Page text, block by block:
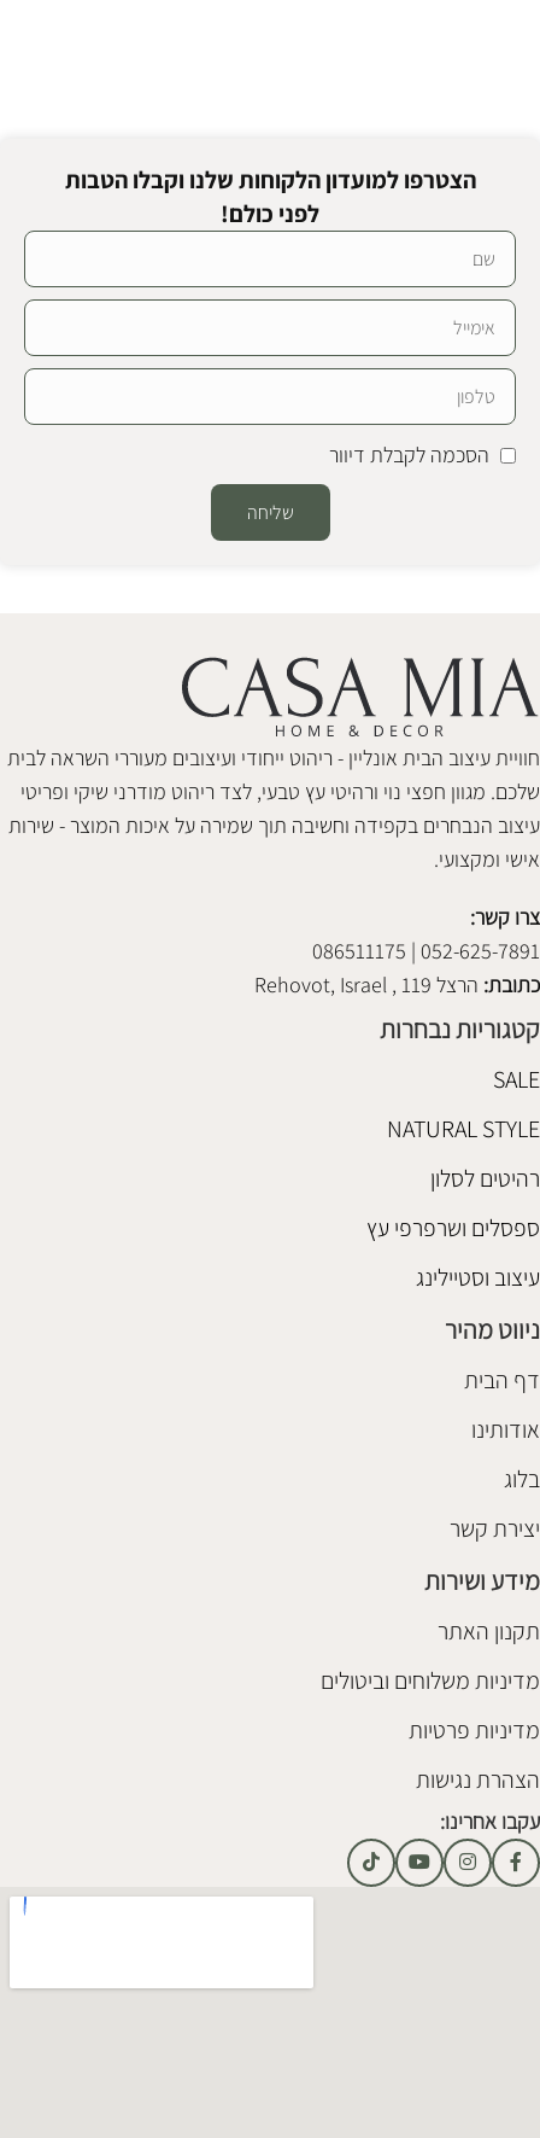
הצטרפו למועדון הלקוחות שלנו וקבלו הטבות
לפני כולם!
הסכמה לקבלת דיוור
שליחה
חוויית עיצוב הבית אונליין - ריהוט ייחודי ועיצובים מעוררי השראה לבית
שלכם. מגוון חפצי נוי ורהיטי עץ טבעי, לצד ריהוט מודרני שיקי ופריטי
עיצוב הנבחרים בקפידה וחשיבה תוך שמירה על איכות המוצר - שירות
אישי ומקצועי.
צרו קשר:
052-625-7891 | 086511175
כתובת: הרצל 119 , Rehovot, Israel
קטגוריות נבחרות
SALE
NATURAL STYLE
רהיטים לסלון
ספסלים ושרפרפי עץ
עיצוב וסטיילינג
ניווט מהיר
דף הבית
אודותינו
בלוג
יצירת קשר
מידע ושירות
תקנון האתר
מדיניות משלוחים וביטולים
מדיניות פרטיות
הצהרת נגישות
עקבו אחרינו: